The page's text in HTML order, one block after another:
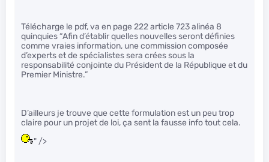
Télécharge le pdf, va en page 222 article 723 alinéa 8
quinquies “Afin d’établir quelles nouvelles seront définies
comme vraies information, une commission composée
d’experts et de spécialistes sera crées sous la
responsabilité conjointe du Président de la République et du
Premier Ministre.”
D’ailleurs je trouve que cette formulation est un peu trop
claire pour un projet de loi, ça sent la fausse info tout cela.
" />